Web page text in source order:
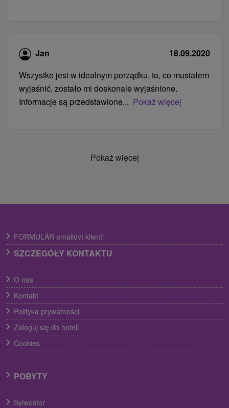
Jan
18.09.2020
Wszystko jest w idealnym porządku, to, co musiałem
wyjaśnić, zostało mi doskonale wyjaśnione.
Informacje są przedstawione... Pokaż więcej
Pokaż więcej
FORMULÁR emailoví klienti
SZCZEGÓŁY KONTAKTU
O nas
Kontakt
Polityka prywatności
Zaloguj się do hoteli
Cookies
POBYTY
Sylwester